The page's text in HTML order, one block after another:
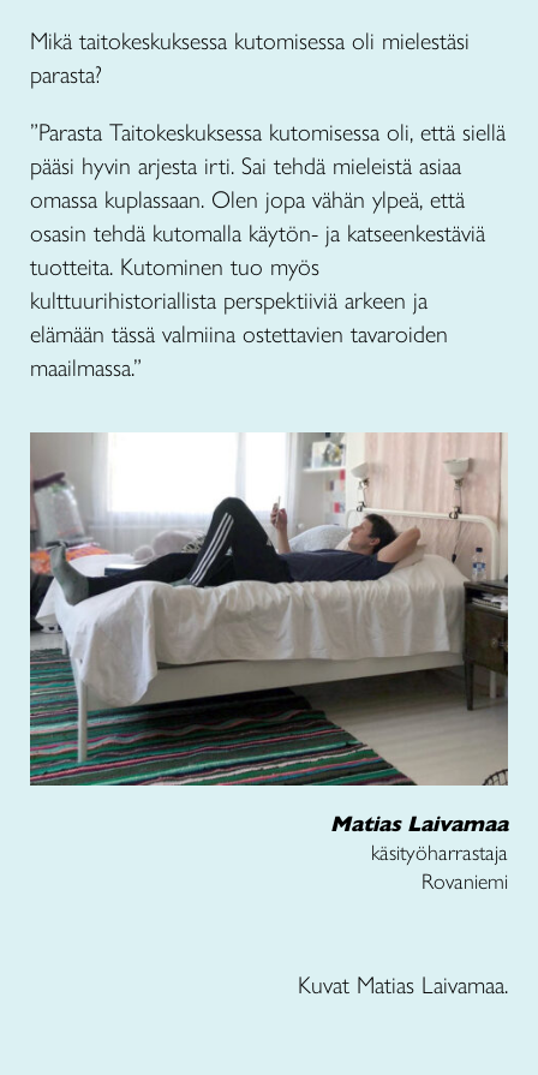
Mikä taitokeskuksessa kutomisessa oli mielestäsi
parasta?
”Parasta Taitokeskuksessa kutomisessa oli, että siellä
pääsi hyvin arjesta irti. Sai tehdä mieleistä asiaa
omassa kuplassaan. Olen jopa vähän ylpeä, että
osasin tehdä kutomalla käytön- ja katseenkestäviä
tuotteita. Kutominen tuo myös
kulttuurihistoriallista perspektiiviä arkeen ja
elämään tässä valmiina ostettavien tavaroiden
maailmassa.”
Matias Laivamaa
käsityöharrastaja
Rovaniemi
Kuvat Matias Laivamaa.